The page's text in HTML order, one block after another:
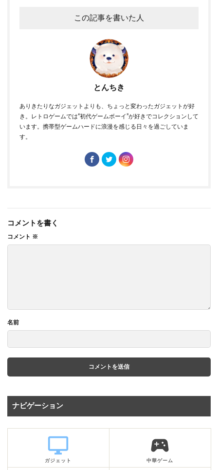
この記事を書いた人
とんちき
ありきたりなガジェットよりも、ちょっと変わったガジェットが好
き。レトロゲームでは“初代ゲームボーイ”が好きでコレクションして
います。携帯型ゲームハードに浪漫を感じる日々を過ごしていま
す。
コメントを書く
コメント ※
名前
ナビゲーション
desktop_windows
ガジェット
sports_esports
中華ゲーム